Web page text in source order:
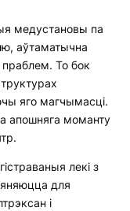
медустановы па
аўтаматычна
То бок
яго магчымасці.
апошняга моманту
лекі з
для
і